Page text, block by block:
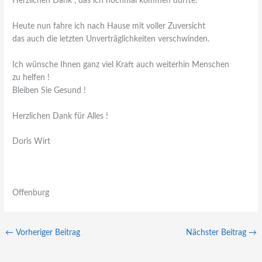
Heute nun fahre ich nach Hause mit voller Zuversicht
das auch die letzten Unverträglichkeiten verschwinden.
Ich wünsche Ihnen ganz viel Kraft auch weiterhin Menschen
zu helfen !
Bleiben Sie Gesund !
Herzlichen Dank für Alles !
Doris Wirt
Offenburg
← Vorheriger Beitrag Nächster Beitrag →